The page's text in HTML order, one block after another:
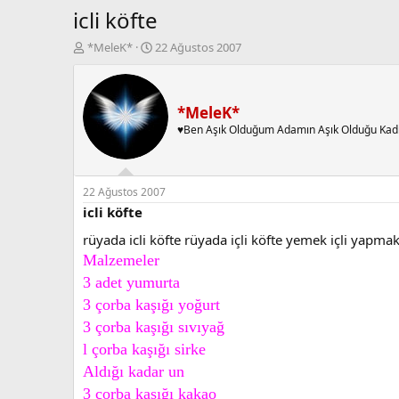
icli köfte
K
b
u
a
ş
l
a
t
a
n
*MeleK*
B
l
g
ç
t
a
i
h
i
22 Ağustos 2007
*MeleK*
♥Ben Aşık Olduğum Adamın Aşık Olduğu
22 Ağustos 2007
icli köfte
rüyada icli köfte rüyada içli köfte yemek içli yapmak
Malzemeler
3 adet yumurta
3 çorba kaşığı yoğurt
3 çorba kaşığı sıvıyağ
l çorba kaşığı sirke
Aldığı kadar un
3 çorba kaşığı kakao